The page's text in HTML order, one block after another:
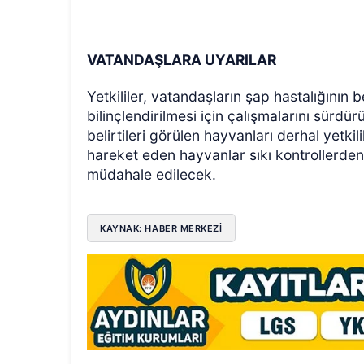
VATANDAŞLARA UYARILAR
Yetkililer, vatandaşların şap
bilinçlendirilmesi için çalışmalarını
belirtileri görülen hayvanları derhal
hareket eden hayvanlar sıkı
müdahale edilecek.
KAYNAK: HABER MERKEZİ